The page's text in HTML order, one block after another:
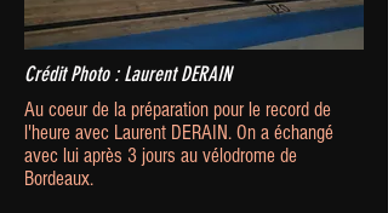
Crédit Photo : Laurent DERAIN
Au coeur de la préparation pour le record de
l'heure avec Laurent DERAIN. On a échangé
avec lui après 3 jours au vélodrome de
Bordeaux.